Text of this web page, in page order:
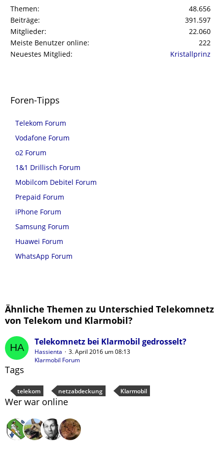
Themen
48.656
Beiträge
391.597
Mitglieder
22.060
Meiste Benutzer online
222
Neuestes Mitglied
Kristallprinz
Foren-Tipps
Telekom Forum
Vodafone Forum
o2 Forum
1&1 Drillisch Forum
Mobilcom Debitel Forum
Prepaid Forum
iPhone Forum
Samsung Forum
Huawei Forum
WhatsApp Forum
Ähnliche Themen zu Unterschied Telekomnetz
von Telekom und Klarmobil?
Telekomnetz bei Klarmobil gedrosselt?
Hassienta
3. April 2016 um 08:13
Klarmobil Forum
Tags
telekom netzabdeckung Klarmobil
Wer war online